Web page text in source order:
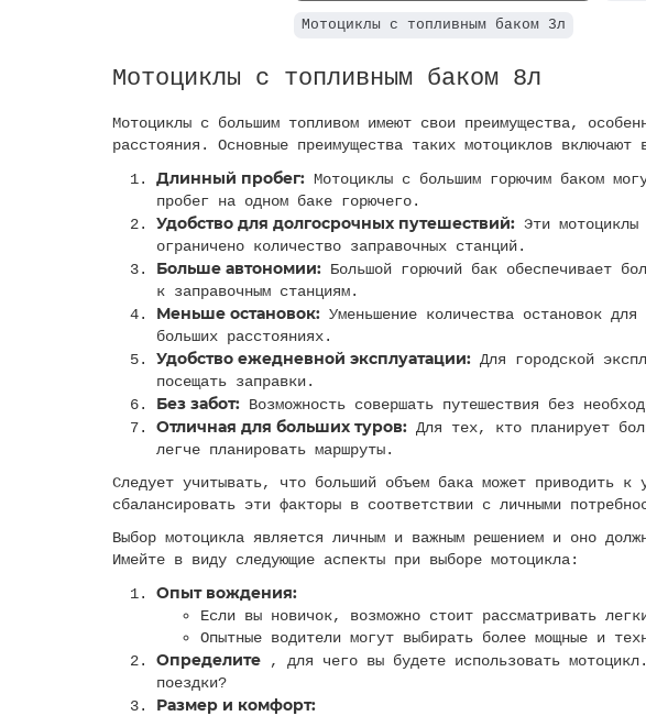
Мотоциклы с топливным баком 3л
Мотоциклы с топливным баком 8л
Мотоциклы с большим топливом имеют свои преимущества,
расстояния. Основные преимущества таких мотоциклов включают
Длинный пробег: Мотоциклы с большим горючим баком
пробег на одном баке горючего.
Удобство для долгосрочных путешествий: Эти
ограничено количество заправочных станций.
Больше автономии: Большой горючий бак обеспечивает
к заправочным станциям.
Меньше остановок: Уменьшение количества остановок
больших расстояниях.
Удобство ежедневной эксплуатации: Для городской
посещать заправки.
Без забот: Возможность совершать путешествия без
Отличная для больших туров: Для тех, кто планирует
легче планировать маршруты.
Следует учитывать, что больший объем бака может приводить
сбалансировать эти факторы в соответствии с личными
Выбор мотоцикла является личным и важным решением и оно
Имейте в виду следующие аспекты при выборе мотоцикла:
Опыт вождения:
Если вы новичок, возможно стоит рассматривать
Опытные водители могут выбирать более мощные и
Определите , для чего вы будете использовать
поездки?
Размер и комфорт: